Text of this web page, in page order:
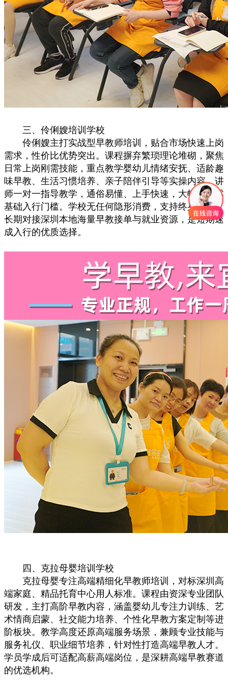
三、伶俐嫂培训学校
伶俐嫂主打实战型早教师培训，贴合市场快速上岗
需求，性价比优势突出。课程摒弃繁琐理论堆砌，聚焦
日常上岗刚需技能，重点教学婴幼儿情绪安抚、适龄趣
味早教、生活习惯培养、亲子陪伴引导等实操内容。讲
师一对一指导教学，通俗易懂、上手快速，大幅降低零
基础入行门槛。学校无任何隐形消费，支持终身复训，
长期对接深圳本地海量早教接单与就业资源，是短期速
成入行的优质选择。
四、克拉母婴培训学校
克拉母婴专注高端精细化早教师培训，对标深圳高
端家庭、精品托育中心用人标准。课程由资深专业团队
研发，主打高阶早教内容，涵盖婴幼儿专注力训练、艺
术情商启蒙、社交能力培养、个性化早教方案定制等进
阶板块。教学高度还原高端服务场景，兼顾专业技能与
服务礼仪、职业细节培养，针对性打造高端早教人才。
学员学成后可适配高薪高端岗位，是深耕高端早教赛道
的优选机构。